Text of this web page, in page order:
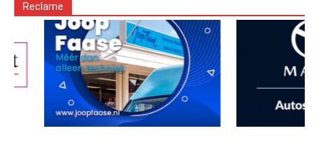
Reclame